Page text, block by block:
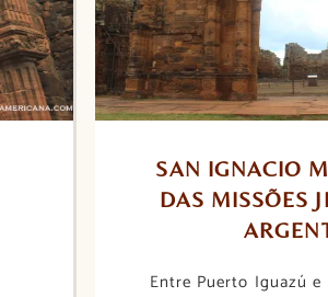
SAN IGNACIO
DAS MISSÕES
Entre Puerto Iguazú e